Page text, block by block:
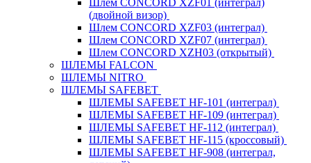
Шлем CONCORD XZF01 (интеграл)
(двойной визор)
Шлем CONCORD XZF03 (интеграл)
Шлем CONCORD XZF07 (интеграл)
Шлем CONCORD XZH03 (открытый)
ШЛЕМЫ FALCON
ШЛЕМЫ NITRO
ШЛЕМЫ SAFEBET
ШЛЕМЫ SAFEBET HF-101 (интеграл)
ШЛЕМЫ SAFEBET HF-109 (интеграл)
ШЛЕМЫ SAFEBET HF-112 (интеграл)
ШЛЕМЫ SAFEBET HF-115 (кроссовый)
ШЛЕМЫ SAFEBET HF-908 (интеграл,